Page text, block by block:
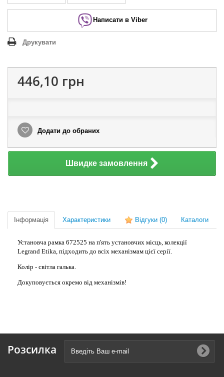
Написати в Viber
Друкувати
446,10 грн
Додати до обраних
Швидке замовлення
Інформація Характеристики Відгуки (0) Каталоги
Установча рамка 672525 на п'ять установчих місць, колекції
Legrand Etika, підходить до всіх механізмам цієї серії.
Колір - світла галька.
Докуповується окремо від механізмів!
Розсилка